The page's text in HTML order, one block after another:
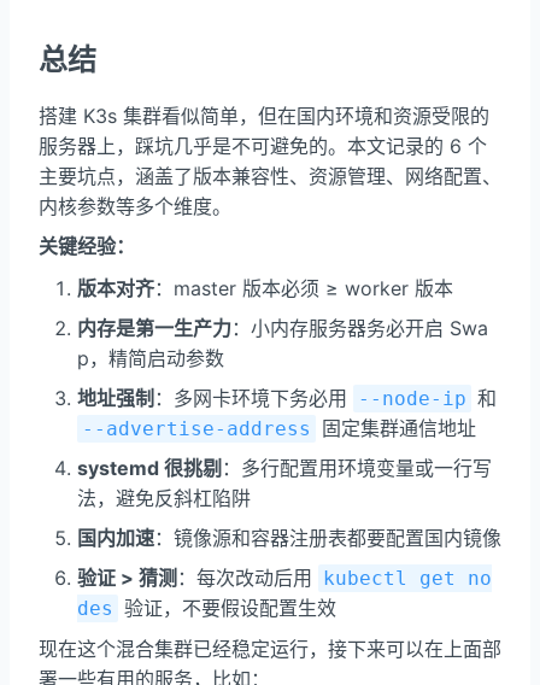
总结
搭建 K3s 集群看似简单，但在国内环境和资源受限的
服务器上，踩坑几乎是不可避免的。本文记录的 6 个
主要坑点，涵盖了版本兼容性、资源管理、网络配置、
内核参数等多个维度。
关键经验：
版本对齐：master 版本必须 ≥ worker 版本
内存是第一生产力：小内存服务器务必开启 Swa
p，精简启动参数
地址强制 ：多网卡环境下务必用 --node-ip 和
--advertise-address
固定集群通信地址
systemd 很挑剔 ：多行配置用环境变量或一行写
法，避免反斜杠陷阱
国内加速：镜像源和容器注册表都要配置国内镜像
验证 > 猜测 ：每次改动后用 kubectl get no
des 验证，不要假设配置生效
现在这个混合集群已经稳定运行，接下来可以在上面部
署一些有用的服务，比如：